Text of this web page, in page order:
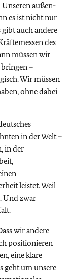
außen-
es ist nicht nur
gibt auch andere
des
müssen wir
–
Wir müssen
ohne dabei
in der Welt –
in der
leistet. Weil
Und zwar
wir andere
positionieren
eine klare
geht um unsere